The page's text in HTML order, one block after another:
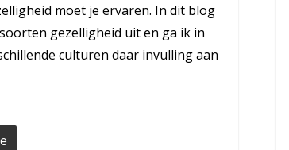
moet je ervaren. In dit blog
gezelligheid uit en ga ik in
culturen daar invulling aan